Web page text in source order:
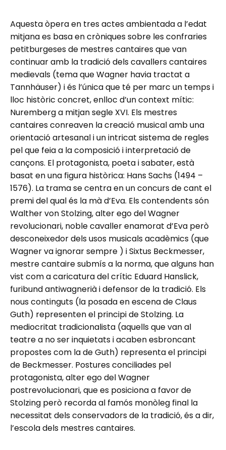
Aquesta òpera en tres actes ambientada a l’edat
mitjana es basa en cròniques sobre les confraries
petitburgeses de mestres cantaires que van
continuar amb la tradició dels cavallers cantaires
medievals (tema que Wagner havia tractat a
Tannhäuser) i és l’única que té per marc un temps i
lloc històric concret, enlloc d’un context mític:
Nuremberg a mitjan segle XVI. Els mestres
cantaires conreaven la creació musical amb una
orientació artesanal i un intricat sistema de regles
pel que feia a la composició i interpretació de
cançons. El protagonista, poeta i sabater, està
basat en una figura històrica: Hans Sachs (1494 –
1576). La trama se centra en un concurs de cant el
premi del qual és la mà d’Eva. Els contendents són
Walther von Stolzing, alter ego del Wagner
revolucionari, noble cavaller enamorat d’Eva però
desconeixedor dels usos musicals acadèmics (que
Wagner va ignorar sempre ) i Sixtus Beckmesser,
mestre cantaire submís a la norma, que alguns han
vist com a caricatura del crític Eduard Hanslick,
furibund antiwagnerià i defensor de la tradició. Els
nous continguts (la posada en escena de Claus
Guth) representen el principi de Stolzing. La
mediocritat tradicionalista (aquells que van al
teatre a no ser inquietats i acaben esbroncant
propostes com la de Guth) representa el principi
de Beckmesser. Postures conciliades pel
protagonista, alter ego del Wagner
postrevolucionari, que es posiciona a favor de
Stolzing però recorda al famós monòleg final la
necessitat dels conservadors de la tradició, és a dir,
l’escola dels mestres cantaires.